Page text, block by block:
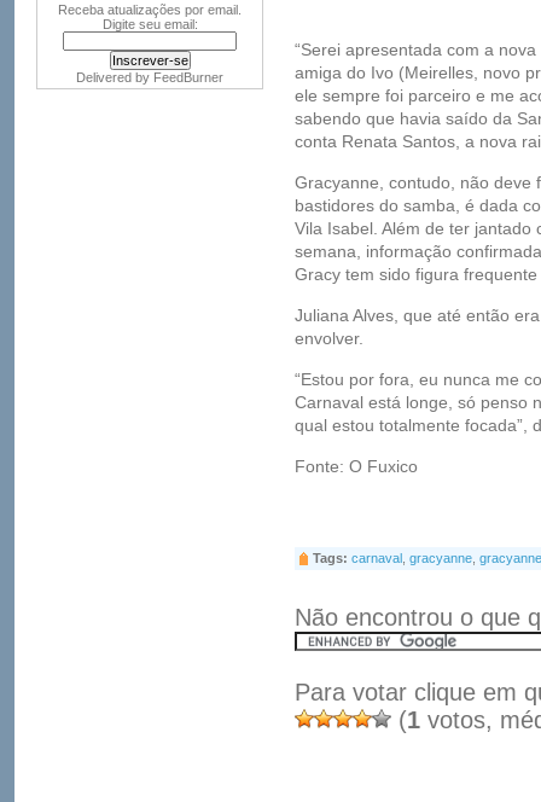
Receba atualizações por email.
Digite seu email:
Delivered by FeedBurner
“Serei apresentada com a
amiga do Ivo (Meirelles, novo
ele sempre foi parceiro e me
sabendo que havia saído da
conta Renata Santos, a nova
Gracyanne, contudo, não deve
bastidores do samba, é dada
Vila Isabel. Além de ter
semana, informação
Gracy tem sido figura
Juliana Alves, que até então
envolver.
“Estou por fora, eu nunca me
Carnaval está longe, só penso
qual estou totalmente focada”,
Fonte: O Fuxico
Tags: carnaval gracyanne
Não encontrou o que
Para votar clique em
(1 votos,